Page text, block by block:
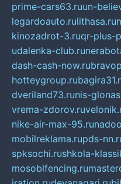
prime-cars63.ruun-
legardoauto.rulithasa.ru
kinozadrot-3.ruqr-plus-
udalenka-club.ru
dash-cash-now.ru
hotteygroup.ru
dveriland73.runis-
vrema-zdorov.ru
nike-air-max-95.ru
mobilreklama.rupds-
spksochi.rushkola-
mosoblfencing.ru